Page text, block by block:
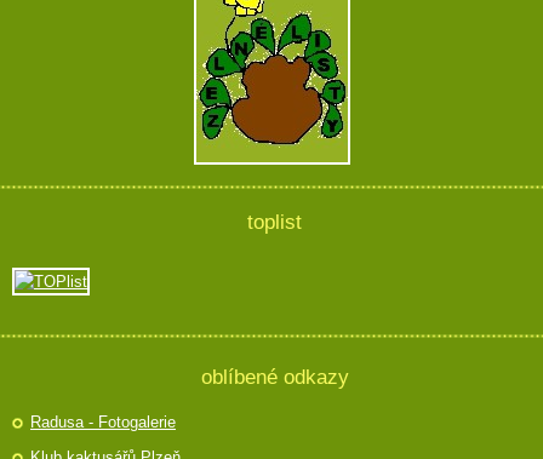
toplist
oblíbené odkazy
Radusa - Fotogalerie